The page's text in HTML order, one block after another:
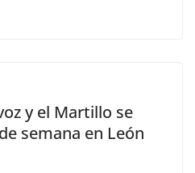
y el Martillo se
semana en León